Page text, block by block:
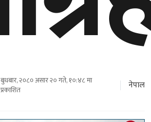
बुधबार, २०८० असार २० गते, १०:४८ मा
प्रकाशित
नेपाल